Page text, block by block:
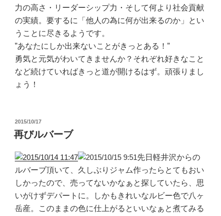
力の高さ・リーダーシップ力・そして何より社会貢献
の実績。要するに「他人の為に何が出来るのか」とい
うことに尽きるようです。
”あなたにしか出来ないことがきっとある！”
勇気と元気がわいてきませんか？それぞれ好きなこと
など続けていればきっと道が開けるはず。頑張りまし
ょう！
投
稿
日:
2015/10/17
再びルバーブ
先日軽井沢からの
ルバーブ頂いて、久しぶりジャム作ったらとてもおい
しかったので、売ってないかなぁと探していたら、思
いがけずデパートに。しかもきれいなルビー色で八ヶ
岳産。このままの色に仕上がるといいなぁと煮てみる